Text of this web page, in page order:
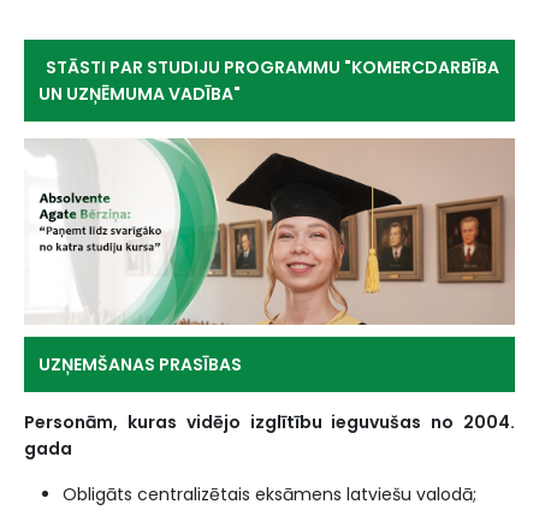
STĀSTI PAR STUDIJU PROGRAMMU "KOMERCDARBĪBA
UN UZŅĒMUMA VADĪBA"
UZŅEMŠANAS PRASĪBAS
Personām, kuras vidējo izglītību ieguvušas no 2004.
gada
Obligāts centralizētais eksāmens latviešu valodā;